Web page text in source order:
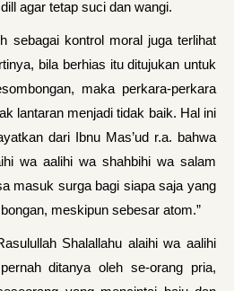
agar tetap suci dan wangi.
sebagai kontrol moral juga terlihat
bila berhias itu ditujukan untuk
maka perkara-perkara
lantaran menjadi tidak baik. Hal ini
dari Ibnu Mas’ud r.a. bahwa
wa aalihi wa shahbihi wa salam
masuk surga bagi siapa saja yang
meskipun sebesar atom.”
Shalallahu alaihi wa aalihi
ditanya oleh se-orang pria,